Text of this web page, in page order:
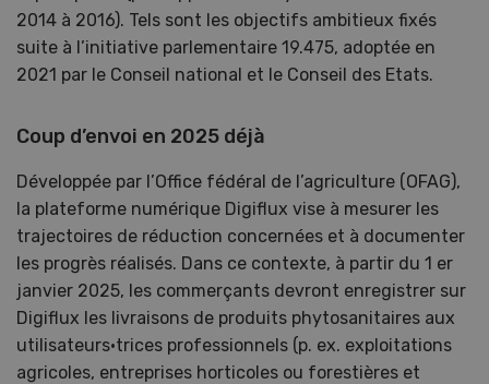
2014 à 2016). Tels sont les objectifs ambitieux fixés
suite à l’initiative parlementaire 19.475, adoptée en
2021 par le Conseil national et le Conseil des Etats.
Coup d’envoi en 2025 déjà
Développée par l’Office fédéral de l’agriculture (OFAG),
la plateforme numérique Digiflux vise à mesurer les
trajectoires de réduction concernées et à documenter
les progrès réalisés. Dans ce contexte, à partir du 1 er
janvier 2025, les commerçants devront enregistrer sur
Digiflux les livraisons de produits phytosanitaires aux
utilisateurs·trices professionnels (p. ex. exploitations
agricoles, entreprises horticoles ou forestières et